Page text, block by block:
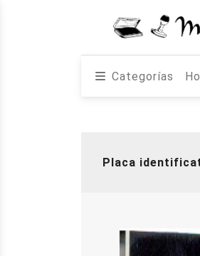
Categorías
Placa